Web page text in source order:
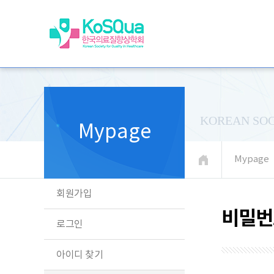
KOREAN
Mypage
Mypage
회원가입
로그인
아이디 찾기
비밀